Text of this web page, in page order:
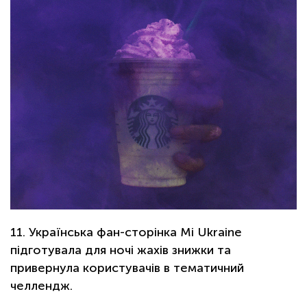
11. Українська фан-сторінка Mi Ukraine
підготувала для ночі жахів знижки та
привернула користувачів в тематичний
челлендж.